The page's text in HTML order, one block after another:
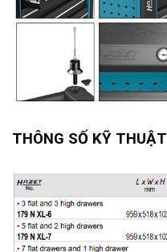
THÔNG SỐ KỸ THUẬT